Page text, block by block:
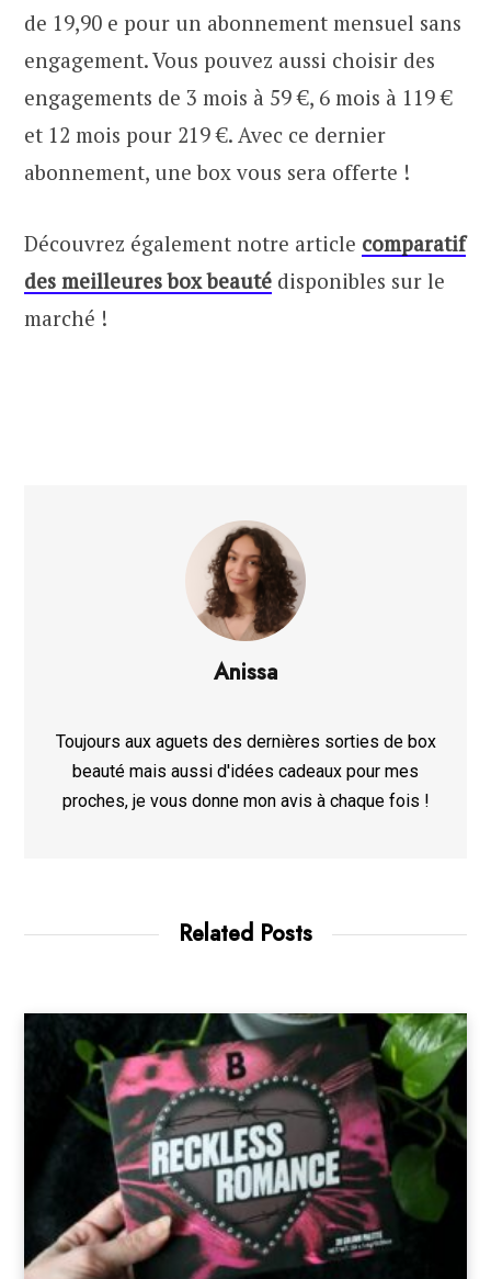
de 19,90 e pour un abonnement mensuel sans
engagement. Vous pouvez aussi choisir des
engagements de 3 mois à 59 €, 6 mois à 119 €
et 12 mois pour 219 €. Avec ce dernier
abonnement, une box vous sera offerte !
Découvrez également notre article comparatif
des meilleures box beauté disponibles sur le
marché !
Anissa
Toujours aux aguets des dernières sorties de box
beauté mais aussi d'idées cadeaux pour mes
proches, je vous donne mon avis à chaque fois !
Related Posts